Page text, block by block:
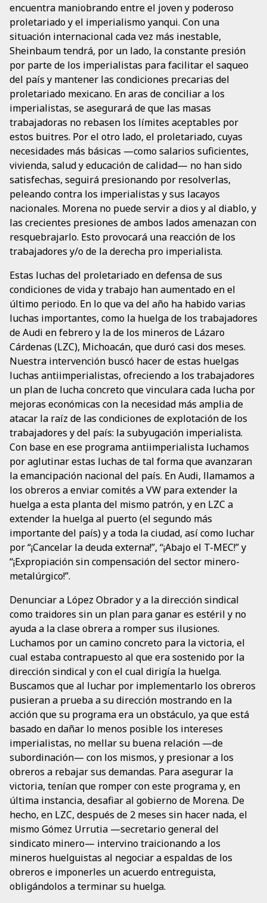
encuentra maniobrando entre el joven y poderoso
proletariado y el imperialismo yanqui. Con una
situación internacional cada vez más inestable,
Sheinbaum tendrá, por un lado, la constante presión
por parte de los imperialistas para facilitar el saqueo
del país y mantener las condiciones precarias del
proletariado mexicano. En aras de conciliar a los
imperialistas, se asegurará de que las masas
trabajadoras no rebasen los límites aceptables por
estos buitres. Por el otro lado, el proletariado, cuyas
necesidades más básicas —como salarios suficientes,
vivienda, salud y educación de calidad— no han sido
satisfechas, seguirá presionando por resolverlas,
peleando contra los imperialistas y sus lacayos
nacionales. Morena no puede servir a dios y al diablo, y
las crecientes presiones de ambos lados amenazan con
resquebrajarlo. Esto provocará una reacción de los
trabajadores y/o de la derecha pro imperialista.
Estas luchas del proletariado en defensa de sus
condiciones de vida y trabajo han aumentado en el
último periodo. En lo que va del año ha habido varias
luchas importantes, como la huelga de los trabajadores
de Audi en febrero y la de los mineros de Lázaro
Cárdenas (LZC), Michoacán, que duró casi dos meses.
Nuestra intervención buscó hacer de estas huelgas
luchas antiimperialistas, ofreciendo a los trabajadores
un plan de lucha concreto que vinculara cada lucha por
mejoras económicas con la necesidad más amplia de
atacar la raíz de las condiciones de explotación de los
trabajadores y del país: la subyugación imperialista.
Con base en ese programa antiimperialista luchamos
por aglutinar estas luchas de tal forma que avanzaran
la emancipación nacional del país. En Audi, llamamos a
los obreros a enviar comités a VW para extender la
huelga a esta planta del mismo patrón, y en LZC a
extender la huelga al puerto (el segundo más
importante del país) y a toda la ciudad, así como luchar
por “¡Cancelar la deuda externa!”, “¡Abajo el T-MEC!” y
“¡Expropiación sin compensación del sector minero-
metalúrgico!”.
Denunciar a López Obrador y a la dirección sindical
como traidores sin un plan para ganar es estéril y no
ayuda a la clase obrera a romper sus ilusiones.
Luchamos por un camino concreto para la victoria, el
cual estaba contrapuesto al que era sostenido por la
dirección sindical y con el cual dirigía la huelga.
Buscamos que al luchar por implementarlo los obreros
pusieran a prueba a su dirección mostrando en la
acción que su programa era un obstáculo, ya que está
basado en dañar lo menos posible los intereses
imperialistas, no mellar su buena relación —de
subordinación— con los mismos, y presionar a los
obreros a rebajar sus demandas. Para asegurar la
victoria, tenían que romper con este programa y, en
última instancia, desafiar al gobierno de Morena. De
hecho, en LZC, después de 2 meses sin hacer nada, el
mismo Gómez Urrutia —secretario general del
sindicato minero— intervino traicionando a los
mineros huelguistas al negociar a espaldas de los
obreros e imponerles un acuerdo entreguista,
obligándolos a terminar su huelga.